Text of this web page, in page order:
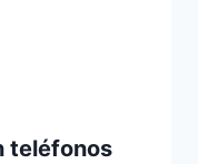
teléfonos